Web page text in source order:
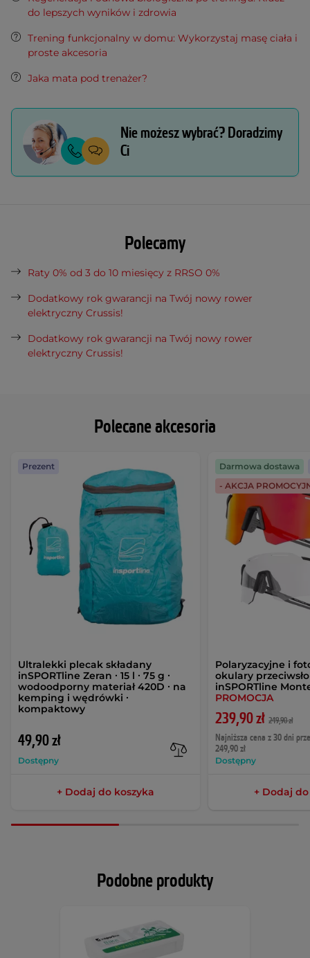
Polecane akcesoria
Ultralekki plecak składany
inSPORTline Zeran ∙ 15 l ∙ 75 g ∙
wodoodporny materiał 420D ∙ na
kemping i wędrówki ∙
kompaktowy
49,90 zł
Dostępny
Prezent
+ Dodaj do koszyka
Polaryzacyjne i
okulary
inSPORTline
PROMOCJA
239,90 zł 249,90 zł
Najniższa cena z 30 dni
249,90 zł
Dostępny
Darmowa dostawa
- AKCJA
+ Dodaj
do lepszych wyników i zdrowia
Trening funkcjonalny w domu: Wykorzystaj masę ciała i
proste akcesoria
Jaka mata pod trenażer?
Nie możesz wybrać? Doradzimy
Ci
Polecamy
Raty 0% od 3 do 10 miesięcy z RRSO 0%
Dodatkowy rok gwarancji na Twój nowy rower
elektryczny Crussis!
Dodatkowy rok gwarancji na Twój nowy rower
elektryczny Crussis!
Podobne produkty